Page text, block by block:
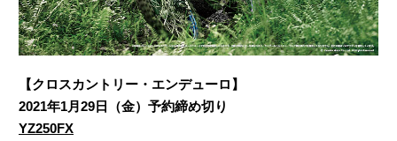
【クロスカントリー・エンデューロ】
2021年1月29日（金）予約締め切り
YZ250FX